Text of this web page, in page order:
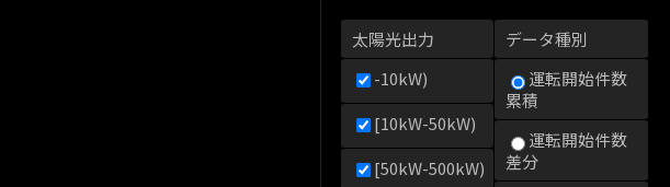
太陽光出力
-10kW)
[10kW-50kW)
[50kW-500kW)
データ種別
運転開始件数
累積
運転開始件数
差分